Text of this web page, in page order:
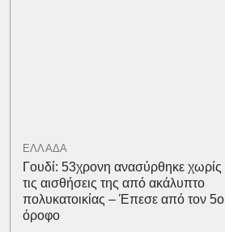
ΕΛΛΑΔΑ
Γουδί: 53χρονη ανασύρθηκε χωρίς
τις αισθήσεις της από ακάλυπτο
πολυκατοικίας – Έπεσε από τον 5ο
όροφο